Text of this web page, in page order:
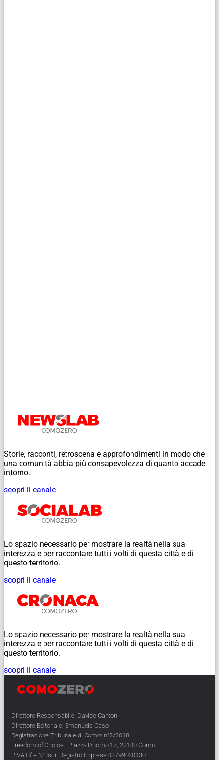
Storie, racconti, retroscena e approfondimenti in modo che
una comunità abbia più consapevolezza di quanto accade
intorno.
scopri il canale
Lo spazio necessario per mostrare la realtà nella sua
interezza e per raccontare tutti i volti di questa città e di
questo territorio.
scopri il canale
Lo spazio necessario per mostrare la realtà nella sua
interezza e per raccontare tutti i volti di questa città e di
questo territorio.
scopri il canale
Direttore Responsabile: Davide Cantoni
Direttore Editoriale: Emanuele Caso
Registrazione Tribunale di Como: n°2/2018
Freedom of Choice - Piazza Duomo 17, 22100 Como
PIVA Cf e N° Iscr. Registro Imprese 03799020130